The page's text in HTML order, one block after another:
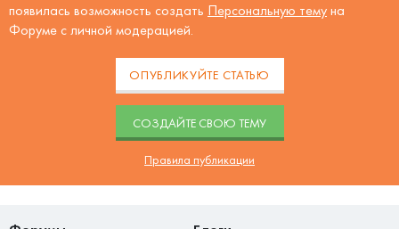
появилась возможность создать Персональную тему на
Форуме с личной модерацией.
ОПУБЛИКУЙТЕ СТАТЬЮ
CОЗДАЙТЕ СВОЮ ТЕМУ
Правила публикации